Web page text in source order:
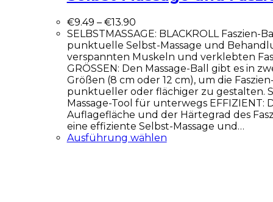
€9.49 – €13.90
SELBSTMASSAGE: BLACKROLL Faszien-
punktuelle Selbst-Massage und
verspannten Muskeln und verklebten
GRÖSSEN: Den Massage-Ball gibt es in
Größen (8 cm oder 12 cm), um die
punktueller oder flächiger zu gestalten.
Massage-Tool für unterwegs EFFIZIENT:
Auflagefläche und der Härtegrad des
eine effiziente Selbst-Massage und…
Ausführung wählen